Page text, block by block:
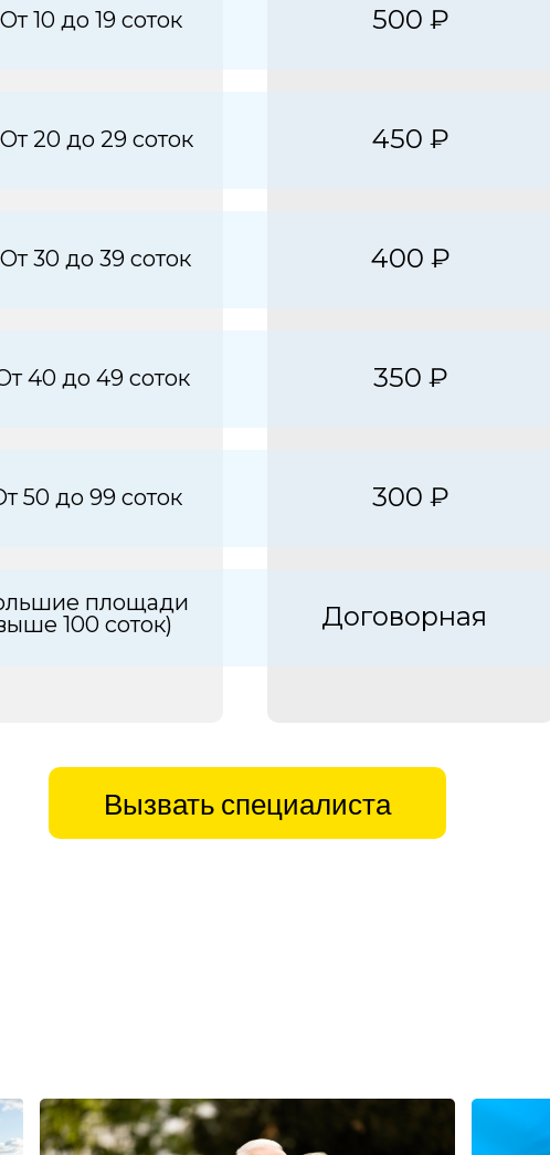
500 ₽
450 ₽
350 ₽
400 ₽
300 ₽
Договорная
Вызвать специалиста
От 10 до 19 соток
От 20 до 29 соток
От 30 до 39 соток
40 до 49 соток
50 до 99 соток
площади
100 соток)